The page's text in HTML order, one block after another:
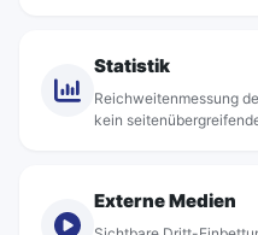
Standorte
Statistik
Reichweitenmessung
kein
Externe Medien